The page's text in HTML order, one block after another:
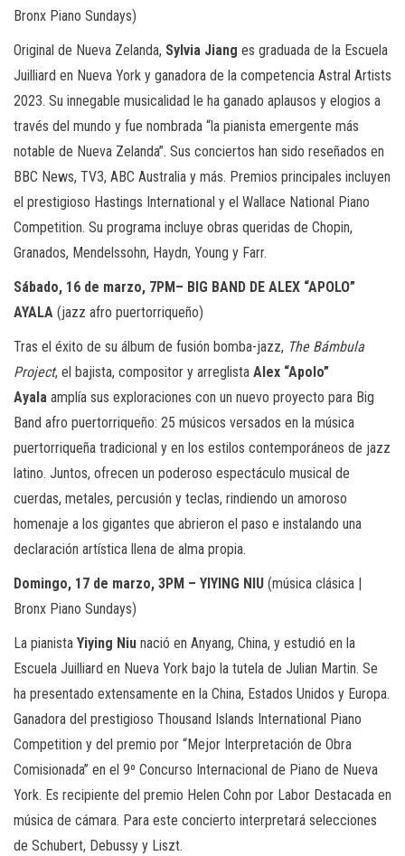
Bronx Piano Sundays)
Original de Nueva Zelanda, Sylvia Jiang es graduada de la Escuela
Juilliard en Nueva York y ganadora de la competencia Astral Artists
2023. Su innegable musicalidad le ha ganado aplausos y elogios a
través del mundo y fue nombrada “la pianista emergente más
notable de Nueva Zelanda”. Sus conciertos han sido reseñados en
BBC News, TV3, ABC Australia y más. Premios principales incluyen
el prestigioso Hastings International y el Wallace National Piano
Competition. Su programa incluye obras queridas de Chopin,
Granados, Mendelssohn, Haydn, Young y Farr.
Sábado, 16 de marzo, 7PM– BIG BAND DE ALEX “APOLO”
AYALA (jazz afro puertorriqueño)
Tras el éxito de su álbum de fusión bomba-jazz, The Bámbula
Project, el bajista, compositor y arreglista Alex “Apolo”
Ayala amplía sus exploraciones con un nuevo proyecto para Big
Band afro puertorriqueño: 25 músicos versados en la música
puertorriqueña tradicional y en los estilos contemporáneos de jazz
latino. Juntos, ofrecen un poderoso espectáculo musical de
cuerdas, metales, percusión y teclas, rindiendo un amoroso
homenaje a los gigantes que abrieron el paso e instalando una
declaración artística llena de alma propia.
Domingo, 17 de marzo, 3PM – YIYING NIU (música clásica |
Bronx Piano Sundays)
La pianista Yiying Niu nació en Anyang, China, y estudió en la
Escuela Juilliard en Nueva York bajo la tutela de Julian Martin. Se
ha presentado extensamente en la China, Estados Unidos y Europa.
Ganadora del prestigioso Thousand Islands International Piano
Competition y del premio por “Mejor Interpretación de Obra
Comisionada” en el 9º Concurso Internacional de Piano de Nueva
York. Es recipiente del premio Helen Cohn por Labor Destacada en
música de cámara. Para este concierto interpretará selecciones
de Schubert, Debussy y Liszt.